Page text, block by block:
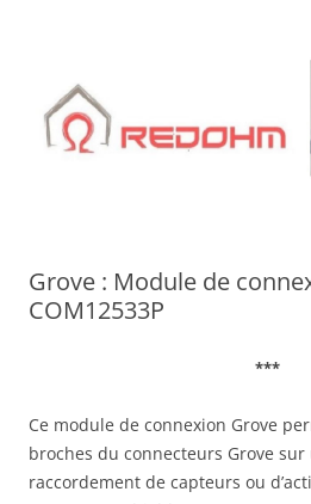
Grove : Module de
COM12533P
***
Ce module de connexion Grove
broches du connecteurs Grove
raccordement de capteurs ou